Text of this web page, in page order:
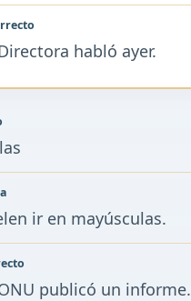
habló ayer.
ir en mayúsculas.
publicó un informe.